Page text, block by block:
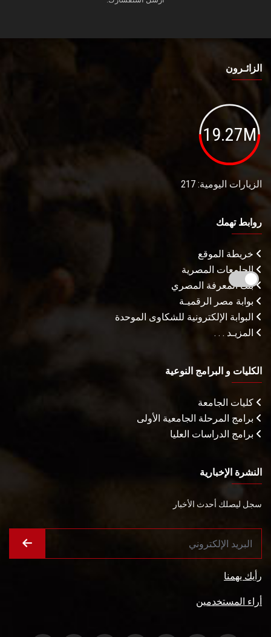
الزائـرون
19.27M
الزيارات اليومية: 217
روابط تهمك
خريطة الموقع
الجامعات المصرية
بنك المعرفة المصري
بوابة مصر الرقميـة
البوابة الإلكترونية للشكاوى الموحدة
المزيـد . . .
الكليات و البرامج النوعية
كليات الجامعة
برامج المرحلة الجامعية الأولى
برامج الدراسات العليا
النشرة الإخبارية
سجل ليصلك أحدث الأخبار
رأيك يهمنا
أراء المستخدمين